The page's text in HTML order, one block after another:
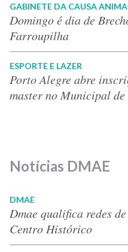
GABINETE DA CAUSA
Domingo é dia de
Farroupilha
ESPORTE E LAZER
Porto Alegre abre
master no Municipal de
Notícias DMAE
DMAE
Dmae qualifica redes
Centro Histórico